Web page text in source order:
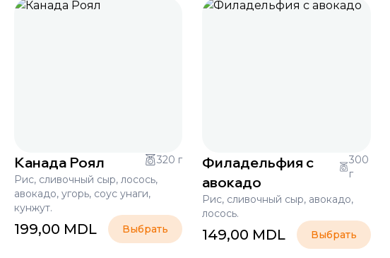
Канада Роял
320 г
Рис, сливочный сыр, лосось,
авокадо, угорь, соус унаги,
кунжут.
199,00 MDL Выбрать
Филадельфия с
авокадо
300
г
Рис, сливочный сыр, авокадо,
лосось.
149,00 MDL Выбрать